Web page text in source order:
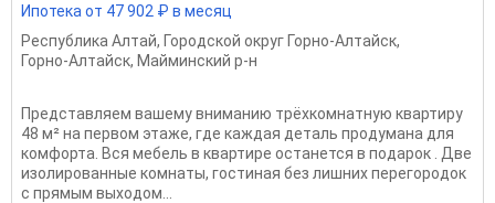
Ипотека от 47 902 ₽ в месяц
Республика Алтай, Городской округ Горно-Алтайск,
Горно-Алтайск, Майминский р-н
Представляем вашему вниманию трёхкомнатную квартиру
48 м² на первом этаже, где каждая деталь продумана для
комфорта. Вся мебель в квартире останется в подарок . Две
изолированные комнаты, гостиная без лишних перегородок
с прямым выходом...